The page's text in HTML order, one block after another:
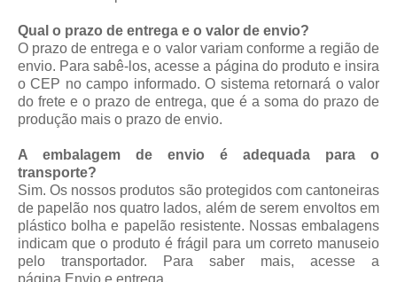
Qual o prazo de entrega e o valor de envio?
O prazo de entrega e o valor variam conforme a região de
envio. Para sabê-los, acesse a página do produto e insira
o CEP no campo informado. O sistema retornará o valor
do frete e o prazo de entrega, que é a soma do prazo de
produção mais o prazo de envio.
A embalagem de envio é adequada para o
transporte?
Sim. Os nossos produtos são protegidos com cantoneiras
de papelão nos quatro lados, além de serem envoltos em
plástico bolha e papelão resistente. Nossas embalagens
indicam que o produto é frágil para um correto manuseio
pelo transportador. Para saber mais, acesse a